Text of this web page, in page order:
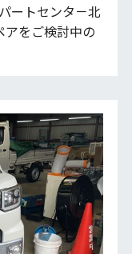
ートセンタ－北
アをご検討中の